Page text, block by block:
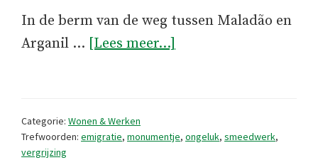
In de berm van de weg tussen Maladão en
Arganil … [Lees meer...]
Categorie: Wonen & Werken
Trefwoorden: emigratie, monumentje, ongeluk, smeedwerk,
vergrijzing